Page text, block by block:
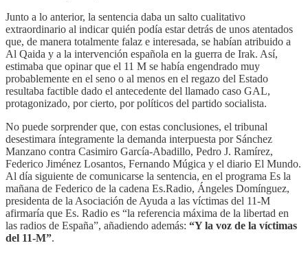
Junto a lo anterior, la sentencia daba un salto cualitativo
extraordinario al indicar quién podía estar detrás de unos atentados
que, de manera totalmente falaz e interesada, se habían atribuido a
Al Qaida y a la intervención española en la guerra de Irak. Así,
estimaba que opinar que el 11 M se había engendrado muy
probablemente en el seno o al menos en el regazo del Estado
resultaba factible dado el antecedente del llamado caso GAL,
protagonizado, por cierto, por políticos del partido socialista.
No puede sorprender que, con estas conclusiones, el tribunal
desestimara íntegramente la demanda interpuesta por Sánchez
Manzano contra Casimiro García-Abadillo, Pedro J. Ramírez,
Federico Jiménez Losantos, Fernando Múgica y el diario El Mundo.
Al día siguiente de comunicarse la sentencia, en el programa Es la
mañana de Federico de la cadena Es.Radio, Ángeles Domínguez,
presidenta de la Asociación de Ayuda a las víctimas del 11-M
afirmaría que Es. Radio es “la referencia máxima de la libertad en
las radios de España”, añadiendo además: “Y la voz de la víctimas
del 11-M”.